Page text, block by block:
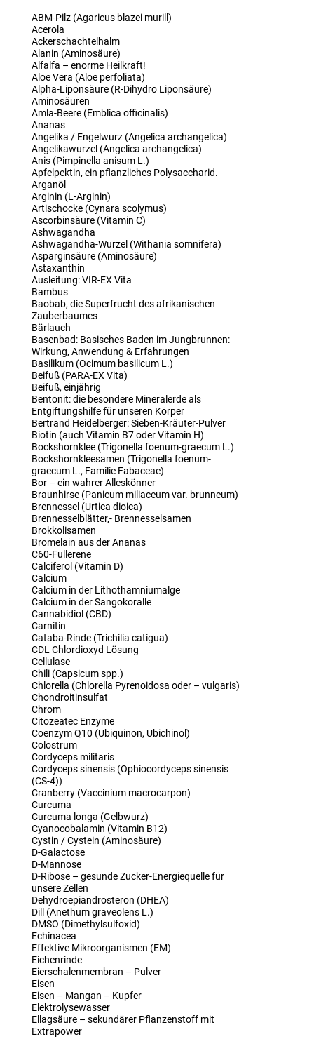
ABM-Pilz (Agaricus blazei murill)
Acerola
Ackerschachtelhalm
Alanin (Aminosäure)
Alfalfa – enorme Heilkraft!
Aloe Vera (Aloe perfoliata)
Alpha-Liponsäure (R-Dihydro Liponsäure)
Aminosäuren
Amla-Beere (Emblica officinalis)
Ananas
Angelika / Engelwurz (Angelica archangelica)
Angelikawurzel (Angelica archangelica)
Anis (Pimpinella anisum L.)
Apfelpektin, ein pflanzliches Polysaccharid.
Arganöl
Arginin (L-Arginin)
Artischocke (Cynara scolymus)
Ascorbinsäure (Vitamin C)
Ashwagandha
Ashwagandha-Wurzel (Withania somnifera)
Asparginsäure (Aminosäure)
Astaxanthin
Ausleitung: VIR-EX Vita
Bambus
Baobab, die Superfrucht des afrikanischen
Zauberbaumes
Bärlauch
Basenbad: Basisches Baden im Jungbrunnen:
Wirkung, Anwendung & Erfahrungen
Basilikum (Ocimum basilicum L.)
Beifuß (PARA-EX Vita)
Beifuß, einjährig
Bentonit: die besondere Mineralerde als
Entgiftungshilfe für unseren Körper
Bertrand Heidelberger: Sieben-Kräuter-Pulver
Biotin (auch Vitamin B7 oder Vitamin H)
Bockshornklee (Trigonella foenum-graecum L.)
Bockshornkleesamen (Trigonella foenum-
graecum L., Familie Fabaceae)
Bor – ein wahrer Alleskönner
Braunhirse (Panicum miliaceum var. brunneum)
Brennessel (Urtica dioica)
Brennesselblätter,- Brennesselsamen
Brokkolisamen
Bromelain aus der Ananas
C60-Fullerene
Calciferol (Vitamin D)
Calcium
Calcium in der Lithothamniumalge
Calcium in der Sangokoralle
Cannabidiol (CBD)
Carnitin
Cataba-Rinde (Trichilia catigua)
CDL Chlordioxyd Lösung
Cellulase
Chili (Capsicum spp.)
Chlorella (Chlorella Pyrenoidosa oder – vulgaris)
Chondroitinsulfat
Chrom
Citozeatec Enzyme
Coenzym Q10 (Ubiquinon, Ubichinol)
Colostrum
Cordyceps militaris
Cordyceps sinensis (Ophiocordyceps sinensis
(CS-4))
Cranberry (Vaccinium macrocarpon)
Curcuma
Curcuma longa (Gelbwurz)
Cyanocobalamin (Vitamin B12)
Cystin / Cystein (Aminosäure)
D-Galactose
D-Mannose
D-Ribose – gesunde Zucker-Energiequelle für
unsere Zellen
Dehydroepiandrosteron (DHEA)
Dill (Anethum graveolens L.)
DMSO (Dimethylsulfoxid)
Echinacea
Effektive Mikroorganismen (EM)
Eichenrinde
Eierschalenmembran – Pulver
Eisen
Eisen – Mangan – Kupfer
Elektrolysewasser
Ellagsäure – sekundärer Pflanzenstoff mit
Extrapower